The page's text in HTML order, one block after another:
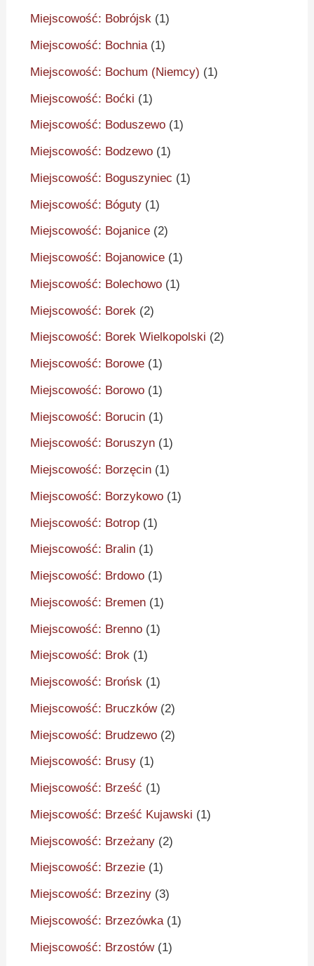
Miejscowość: Bobrójsk (1)
Miejscowość: Bochnia(1)
Miejscowość: Bochum (Niemcy) (1)
Miejscowość: Boćki (1)
Miejscowość: Boduszewo (1)
Miejscowość: Bodzewo (1)
Miejscowość: Boguszyniec (1)
Miejscowość: Bóguty (1)
Miejscowość: Bojanice (2)
Miejscowość: Bojanowice (1)
Miejscowość: Bolechowo (1)
Miejscowość: Borek (2)
Miejscowość: Borek Wielkopolski (2)
Miejscowość: Borowe (1)
Miejscowość: Borowo (1)
Miejscowość: Borucin (1)
Miejscowość: Boruszyn (1)
Miejscowość: Borzęcin (1)
Miejscowość: Borzykowo (1)
Miejscowość: Botrop (1)
Miejscowość: Bralin (1)
Miejscowość: Brdowo (1)
Miejscowość: Bremen (1)
Miejscowość: Brenno (1)
Miejscowość: Brok (1)
Miejscowość: Brońsk (1)
Miejscowość: Bruczków(2)
Miejscowość: Brudzewo (2)
Miejscowość: Brusy (1)
Miejscowość: Brześć (1)
Miejscowość: Brześć Kujawski (1)
Miejscowość: Brzeżany (2)
Miejscowość: Brzezie (1)
Miejscowość: Brzeziny (3)
Miejscowość: Brzezówka(1)
Miejscowość: Brzostów(1)